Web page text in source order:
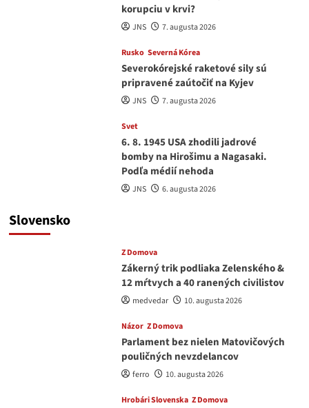
korupciu v krvi?
JNS 7. augusta 2026
Rusko Severná Kórea
Severokórejské raketové sily sú
pripravené zaútočiť na Kyjev
JNS 7. augusta 2026
Svet
6. 8. 1945 USA zhodili jadrové
bomby na Hirošimu a Nagasaki.
Podľa médií nehoda
JNS 6. augusta 2026
Slovensko
Z Domova
Zákerný trik podliaka Zelenského &
12 mŕtvych a 40 ranených civilistov
medvedar 10. augusta 2026
Názor Z Domova
Parlament bez nielen Matovičových
pouličných nevzdelancov
ferro 10. augusta 2026
Hrobári Slovenska Z Domova